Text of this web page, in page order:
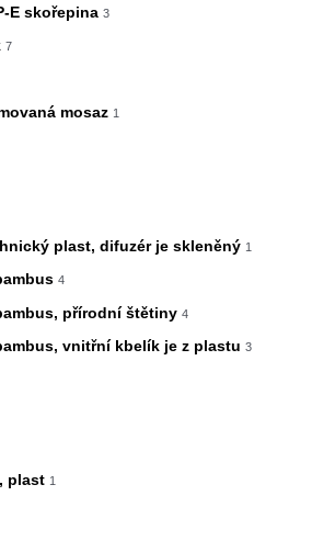
E skořepina 3
7
mosaz 1
plast, difuzér je skleněný 1
4
přírodní štětiny 4
vnitřní kbelík je z plastu 3
plast 1